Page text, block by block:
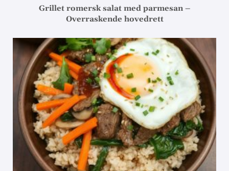
Grillet romersk salat med parmesan –
Overraskende hovedrett